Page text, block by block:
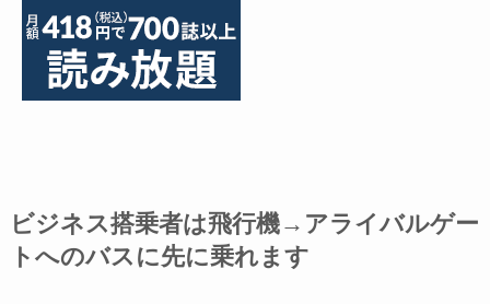
ビジネス搭乗者は飛行機→アライバルゲー
トへのバスに先に乗れます